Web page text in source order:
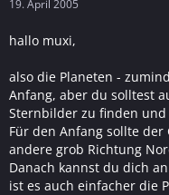
19. April 2005
hallo muxi,
also die Planeten -
Anfang, aber du solltest
Sternbilder zu finden
Für den Anfang sollte der
andere grob Richtung
Danach kannst du dich
ist es auch einfacher die